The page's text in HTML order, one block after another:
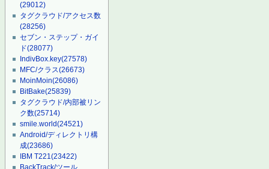
(29012)
タグクラウド/アクセス数
(28256)
セブン・ステップ・ガイ
ド(28077)
IndivBox.key(27578)
MFC/クラス(26673)
MoinMoin(26086)
BitBake(25839)
タグクラウド/内部被リン
ク数(25714)
smile.world(24521)
Android/ディレクトリ構
成(23686)
IBM T221(23422)
BackTrack/ツール